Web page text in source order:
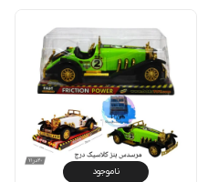
ناموجود